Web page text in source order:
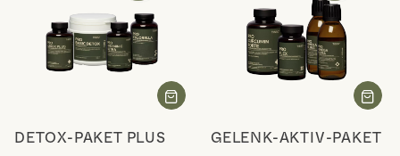
DETOX-PAKET PLUS GELENK-AKTIV-PAKET